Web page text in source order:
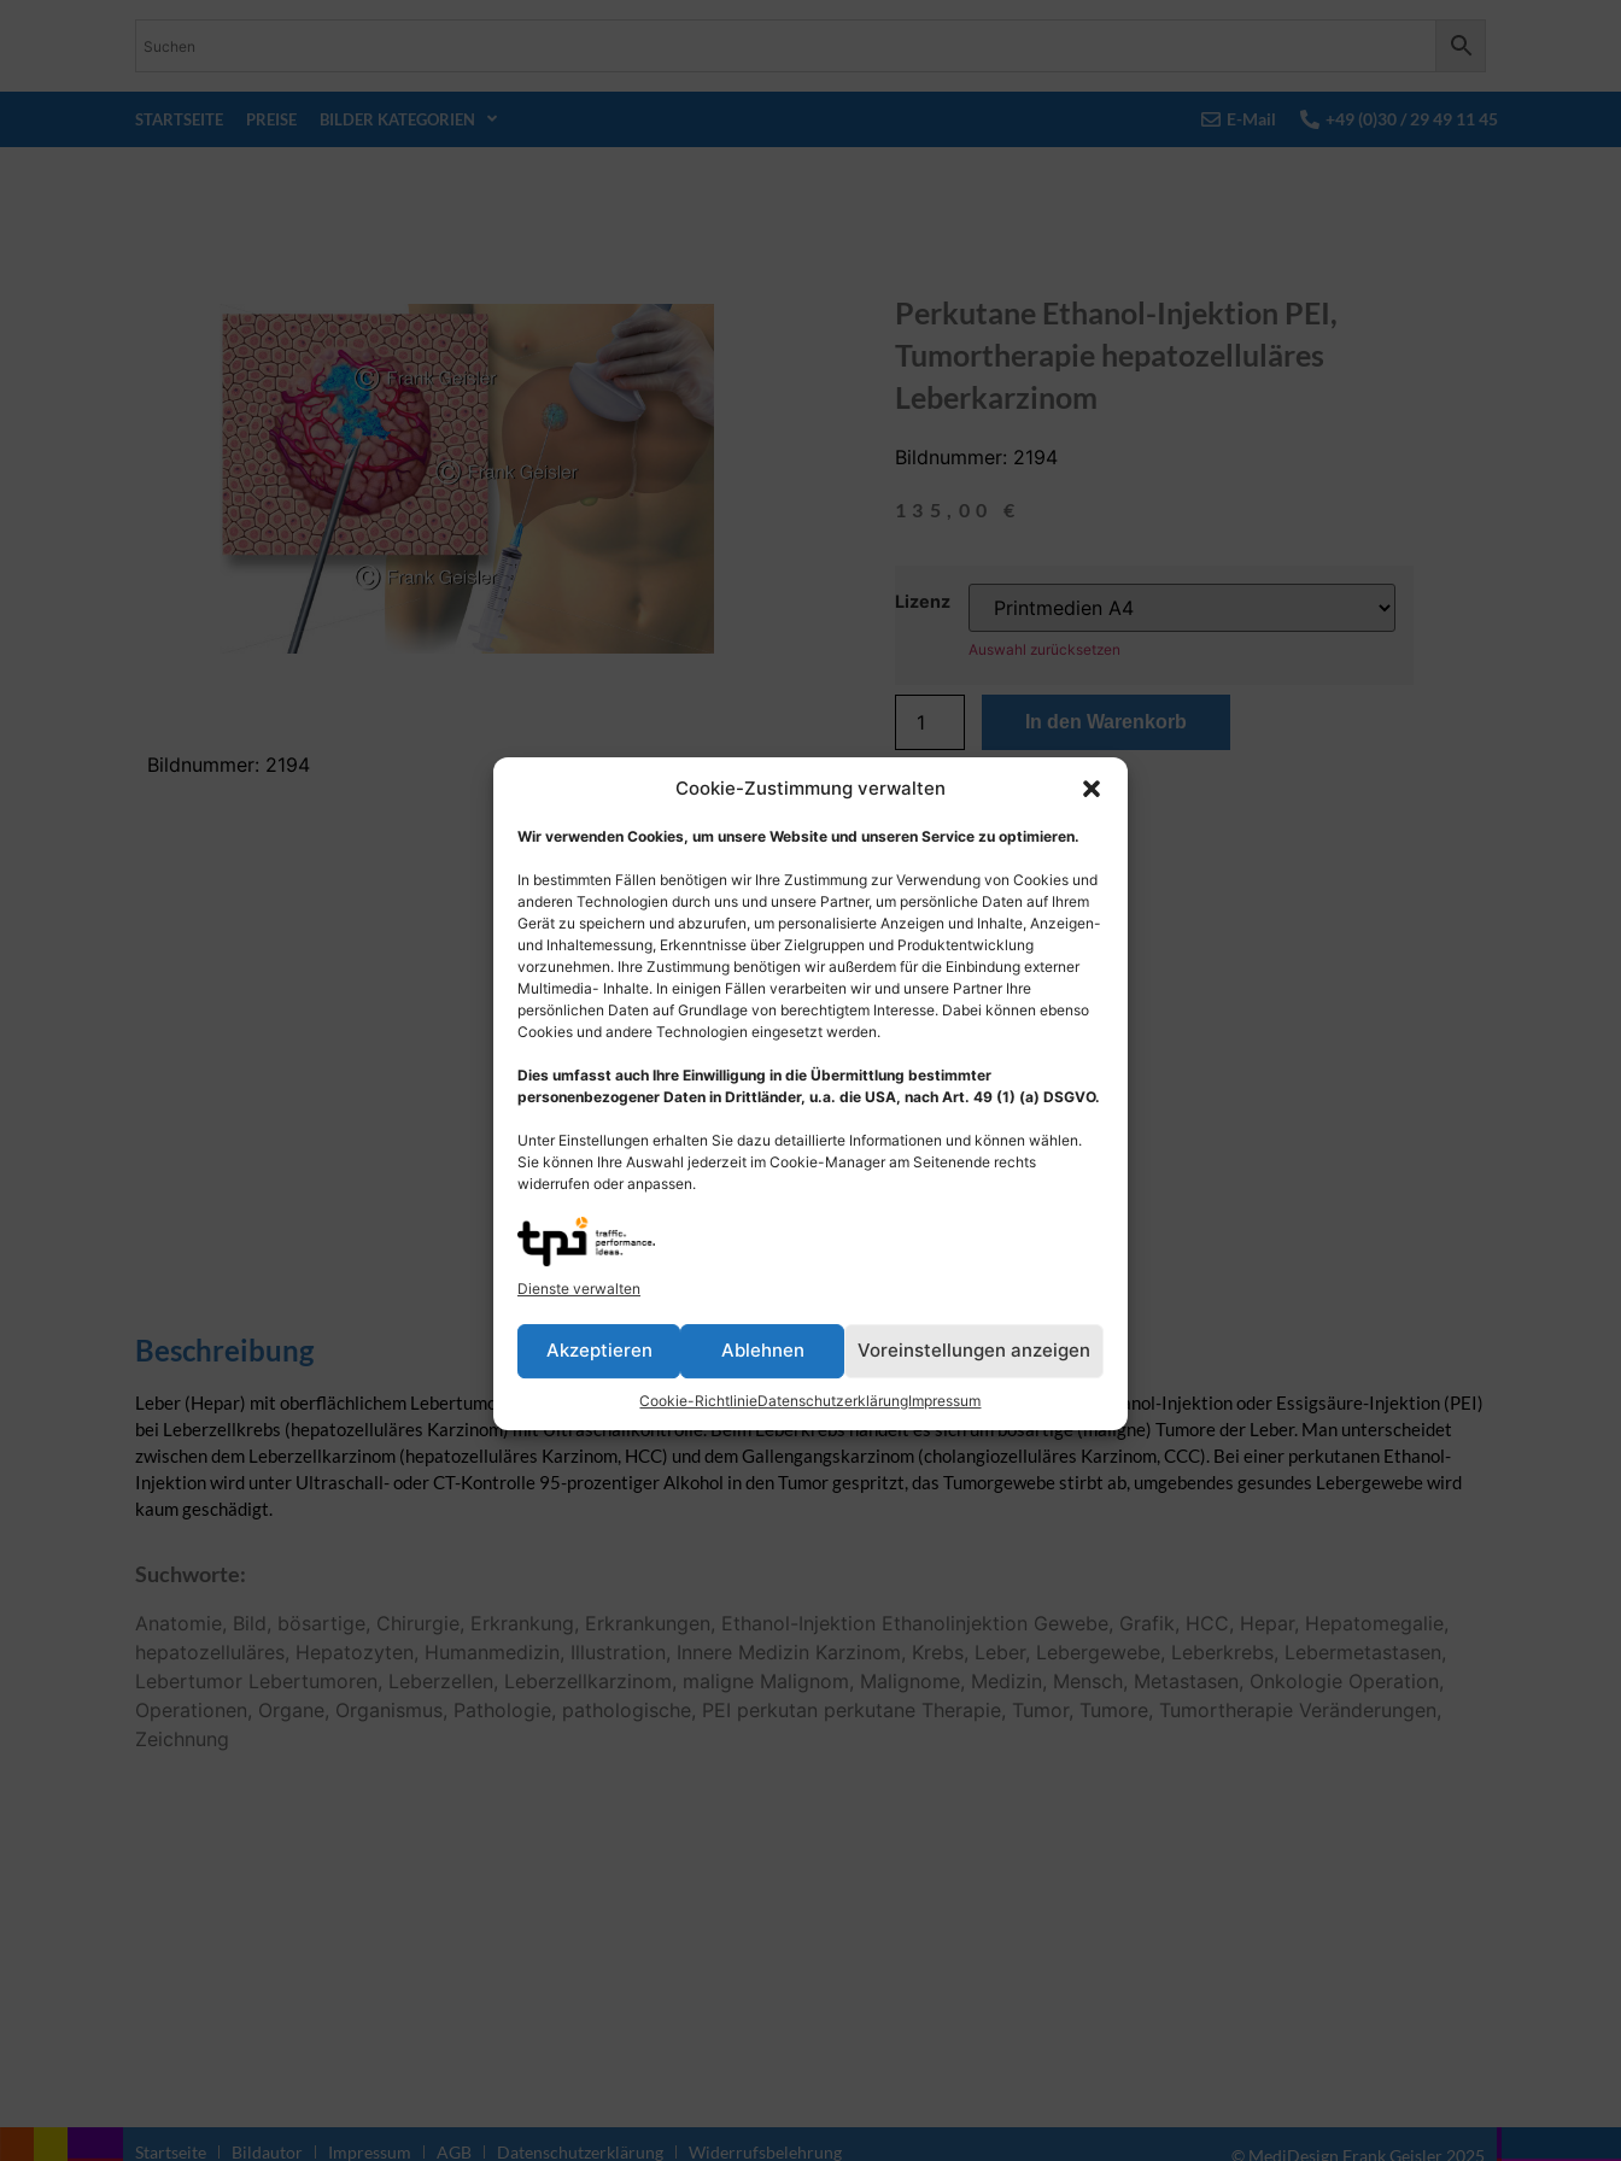
Cookie-Zustimmung verwalten
Wir verwenden Cookies, um unsere Website und unseren Service zu optimieren.
In bestimmten Fällen benötigen wir Ihre Zustimmung zur Verwendung von Cookies und
anderen Technologien durch uns und unsere Partner, um persönliche Daten auf Ihrem
Gerät zu speichern und abzurufen, um personalisierte Anzeigen und Inhalte, Anzeigen-
und Inhaltemessung, Erkenntnisse über Zielgruppen und Produktentwicklung
vorzunehmen. Ihre Zustimmung benötigen wir außerdem für die Einbindung externer
Multimedia- Inhalte. In einigen Fällen verarbeiten wir und unsere Partner Ihre
persönlichen Daten auf Grundlage von berechtigtem Interesse. Dabei können ebenso
Cookies und andere Technologien eingesetzt werden.
Dies umfasst auch Ihre Einwilligung in die Übermittlung bestimmter
personenbezogener Daten in Drittländer, u.a. die USA, nach Art. 49 (1) (a) DSGVO.
Unter Einstellungen erhalten Sie dazu detaillierte Informationen und können wählen.
Sie können Ihre Auswahl jederzeit im Cookie-Manager am Seitenende rechts
widerrufen oder anpassen.
Dienste verwalten
Akzeptieren Ablehnen Voreinstellungen anzeigen
Cookie-RichtlinieDatenschutzerklärungImpressum
STARTSEITE PREISE BILDER KATEGORIEN E-Mail +49 (0)30 / 29 49 11 45
Bildnummer: 2194
Perkutane Ethanol-Injektion PEI,
Tumortherapie hepatozelluläres
Leberkarzinom
Bildnummer: 2194
135,00 €
Lizenz
Auswahl zurücksetzen
In den Warenkorb
Beschreibung
Leber (Hepar) mit oberflächlichem Lebertumor im rechten Leberlappen (Lobus hepatis dexter) mit Darstellung perkutane Ethanol-Injektion oder Essigsäure-Injektion (PEI)
bei Leberzellkrebs (hepatozelluläres Karzinom) mit Ultraschallkontrolle. Beim Leberkrebs handelt es sich um bösartige (maligne) Tumore der Leber. Man unterscheidet
zwischen dem Leberzellkarzinom (hepatozelluläres Karzinom, HCC) und dem Gallengangskarzinom (cholangiozelluläres Karzinom, CCC). Bei einer perkutanen Ethanol-
Injektion wird unter Ultraschall- oder CT-Kontrolle 95-prozentiger Alkohol in den Tumor gespritzt, das Tumorgewebe stirbt ab, umgebendes gesundes Lebergewebe wird
kaum geschädigt.
Suchworte:
Anatomie, Bild, bösartige, Chirurgie, Erkrankung, Erkrankungen, Ethanol-Injektion Ethanolinjektion Gewebe, Grafik, HCC, Hepar, Hepatomegalie,
hepatozelluläres, Hepatozyten, Humanmedizin, Illustration, Innere Medizin Karzinom, Krebs, Leber, Lebergewebe, Leberkrebs, Lebermetastasen,
Lebertumor Lebertumoren, Leberzellen, Leberzellkarzinom, maligne Malignom, Malignome, Medizin, Mensch, Metastasen, Onkologie Operation,
Operationen, Organe, Organismus, Pathologie, pathologische, PEI perkutan perkutane Therapie, Tumor, Tumore, Tumortherapie Veränderungen,
Zeichnung
Startseite Bildautor Impressum AGB Datenschutzerklärung Widerrufsbelehrung © MediDesign Frank Geisler 2025